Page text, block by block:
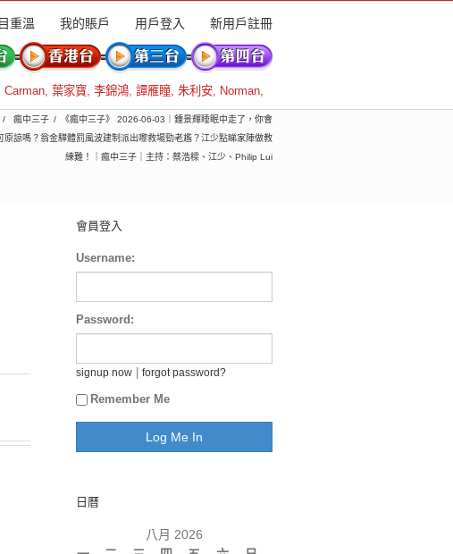
重溫 我的賬戶 用戶登入 新用戶註冊
Carman, 葉家寶, 李錦鴻, 譚雁瞳, 朱利安, Norman,
瘋中三子
《瘋中三子》 2026-06-03｜鍾景輝睡眠中走了，你會
諒嗎？翁金驊體罰風波建制派出嚟救場勁老尷？江少點睇家陣做教
練難！｜瘋中三子｜主持：蔡浩樑、江少、Philip Lui
會員登入
Username:
Password:
signup now forgot password?
Remember Me
日曆
八月 2026